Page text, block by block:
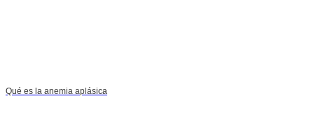
Qué es la anemia aplásica